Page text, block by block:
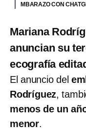
MBARAZO CON
Mariana
anuncian su
ecografía
El anuncio del
Rodríguez,
menos de un
menor.